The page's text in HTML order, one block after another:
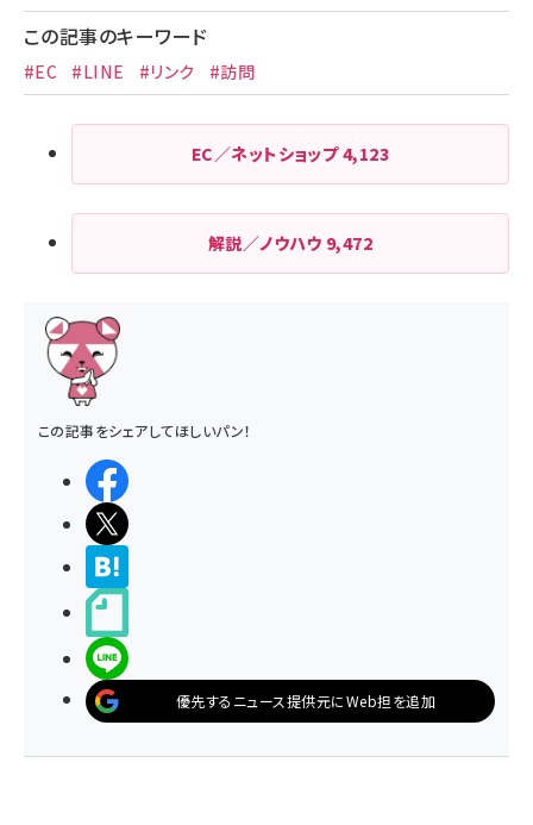
この記事のキーワード
#EC #LINE #リンク #訪問
EC／ネットショップ4,123
解説／ノウハウ 9,472
この記事をシェアしてほしいパン！
優先するニュース提供元にWeb担を追加